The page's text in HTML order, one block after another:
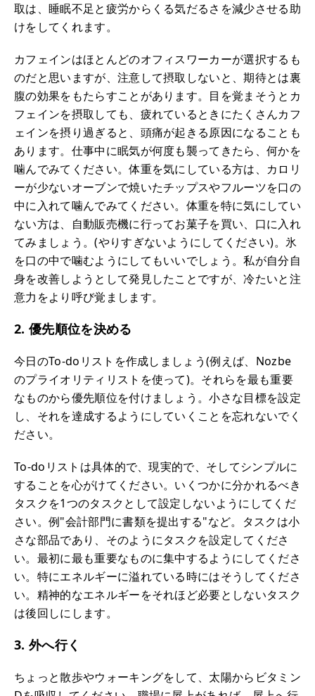
取は、睡眠不足と疲労からくる気だるさを減少させる助
けをしてくれます。
カフェインはほとんどのオフィスワーカーが選択するも
のだと思いますが、注意して摂取しないと、期待とは裏
腹の効果をもたらすことがあります。目を覚まそうとカ
フェインを摂取しても、疲れているときにたくさんカフ
ェインを摂り過ぎると、頭痛が起きる原因になることも
あります。仕事中に眠気が何度も襲ってきたら、何かを
噛んでみてください。体重を気にしている方は、カロリ
ーが少ないオーブンで焼いたチップスやフルーツを口の
中に入れて噛んでみてください。体重を特に気にしてい
ない方は、自動販売機に行ってお菓子を買い、口に入れ
てみましょう。(やりすぎないようにしてください)。氷
を口の中で噛むようにしてもいいでしょう。私が自分自
身を改善しようとして発見したことですが、冷たいと注
意力をより呼び覚まします。
2. 優先順位を決める
今日のTo-doリストを作成しましょう(例えば、Nozbe
のプライオリティリストを使って)。それらを最も重要
なものから優先順位を付けましょう。小さな目標を設定
し、それを達成するようにしていくことを忘れないでく
ださい。
To-doリストは具体的で、現実的で、そしてシンプルに
することを心がけてください。いくつかに分かれるべき
タスクを1つのタスクとして設定しないようにしてくだ
さい。例"会計部門に書類を提出する"など。タスクは小
さな部品であり、そのようにタスクを設定してくださ
い。最初に最も重要なものに集中するようにしてくださ
い。特にエネルギーに溢れている時にはそうしてくださ
い。精神的なエネルギーをそれほど必要としないタスク
は後回しにします。
3. 外へ行く
ちょっと散歩やウォーキングをして、太陽からビタミン